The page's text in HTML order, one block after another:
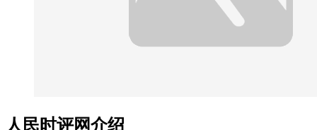
人民时评网介绍